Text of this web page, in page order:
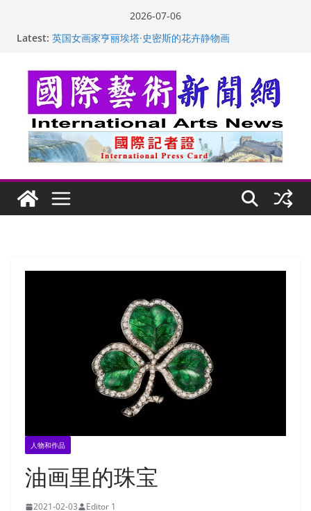
2026-07-06
Latest: “梵心”归处：一场展览 连着攀枝花的千里乡愁
美国人
玛丽安娜·卡拉切娃的绘画：幽默和难以言喻的快乐
苏方 ：“字”得其乐
人物和作品
油画里的珠宝
2021-02-03 Editor 1